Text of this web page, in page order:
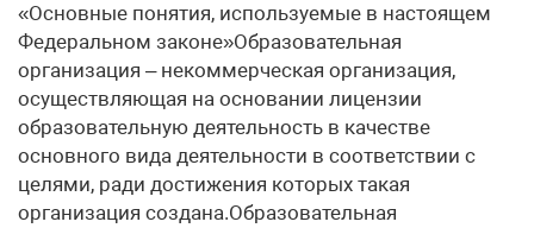
«Основные понятия, используемые в настоящем
Федеральном законе»Образовательная
организация – некоммерческая организация,
осуществляющая на основании лицензии
образовательную деятельность в качестве
основного вида деятельности в соответствии с
целями, ради достижения которых такая
организация создана.Образовательная